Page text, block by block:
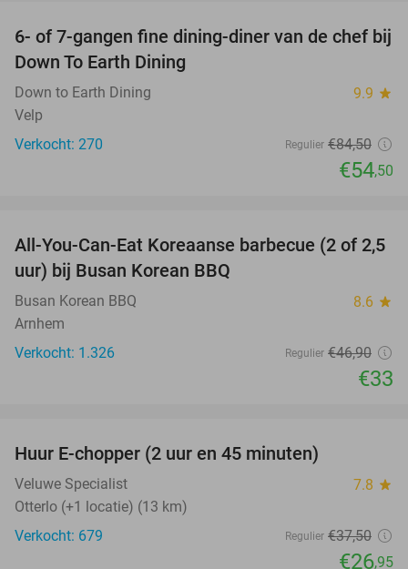
36%
6- of 7-gangen fine dining-diner van de chef bij
Down To Earth Dining
Down to Earth Dining 9.9 star
Velp
Verkocht: 270
Regulier €84,50
€54,50
30%
All-You-Can-Eat Koreaanse barbecue (2 of 2,5
uur) bij Busan Korean BBQ
Busan Korean BBQ 8.6 star
Arnhem
Verkocht: 1.326
Regulier €46,90
€33
Huur E-chopper (2 uur en 45 minuten)
Veluwe Specialist 7.8 star
Otterlo (+1 locatie) (13 km)
Verkocht: 679
Regulier €37,50
€26,95